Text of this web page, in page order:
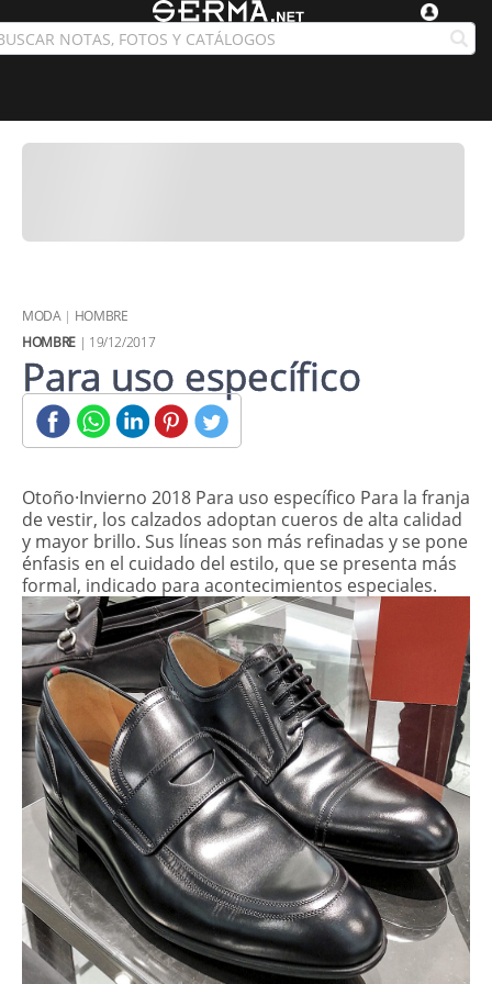
MODA| HOMBRE
HOMBRE| 19/12/2017
Para uso específico
Otoño·Invierno 2018 Para uso específico Para la franja
de vestir, los calzados adoptan cueros de alta calidad
y mayor brillo. Sus líneas son más refinadas y se pone
énfasis en el cuidado del estilo, que se presenta más
formal, indicado para acontecimientos especiales.